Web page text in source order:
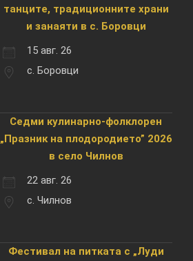
танците, традиционните храни
и занаяти в с. Боровци
15 авг. 26
с. Боровци
Седми кулинарно-фолклорен
„Празник на плодородието” 2026
в село Чилнов
22 авг. 26
с. Чилнов
Фестивал на питката с „Луди